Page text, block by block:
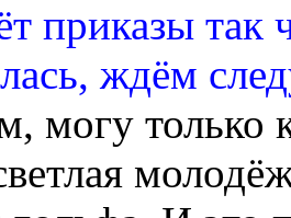
приказы
ждём
могу только